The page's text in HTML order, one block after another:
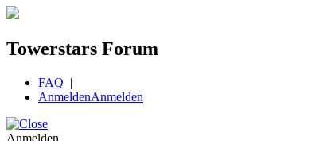
Towerstars Forum
FAQ |
AnmeldenAnmelden
Anmelden